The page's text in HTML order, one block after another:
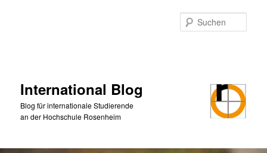
International Blog
Blog für internationale Studierende
an der Hochschule Rosenheim